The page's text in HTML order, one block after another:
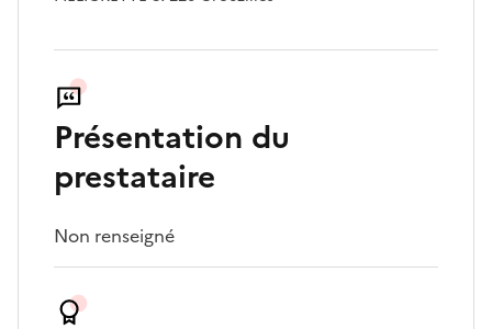
Présentation du
prestataire
Non renseigné